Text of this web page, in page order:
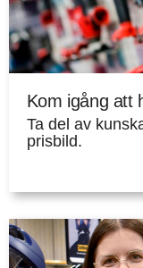
Kom igång att
Ta del av
prisbild.